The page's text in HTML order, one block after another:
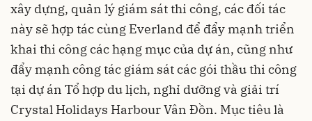
xây dựng, quản lý giám sát thi công, các đối tác
này sẽ hợp tác cùng Everland để đẩy mạnh triển
khai thi công các hạng mục của dự án, cũng như
đẩy mạnh công tác giám sát các gói thầu thi công
tại dự án Tổ hợp du lịch, nghỉ dưỡng và giải trí
Crystal Holidays Harbour Vân Đồn. Mục tiêu là